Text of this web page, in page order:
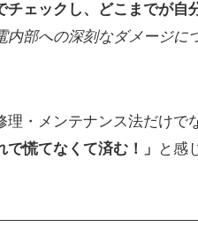
チェックし、どこまでが自
部への深刻なダメージに
・メンテナンス法だけで
で慌てなくて済む！」
と感